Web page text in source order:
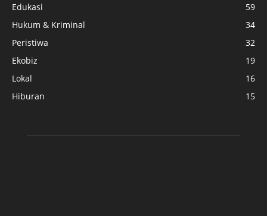
Edukasi
59
Hukum & Kriminal
34
Peristiwa
32
Ekobiz
19
Lokal
16
Hiburan
15